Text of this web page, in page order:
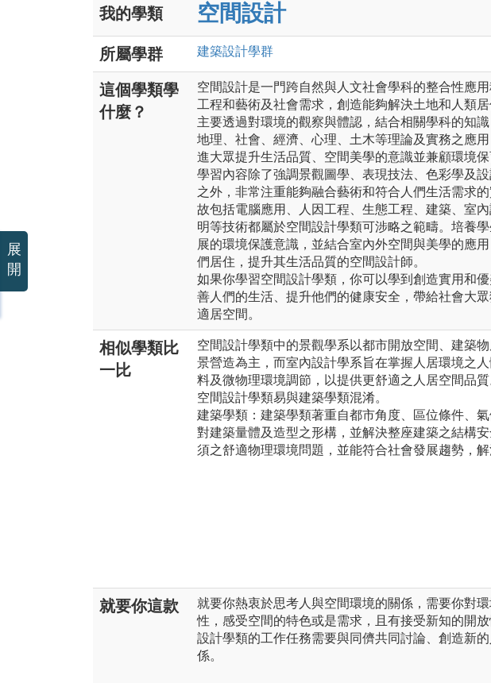
我的學類 空間設計
所屬學群 建築設計學群
這個學類學
什麼？
空間設計是一門跨自然與人文社會學科的整合性應
工程和藝術及社會需求，創造能夠解決土地和人類居
主要透過對環境的觀察與體認，結合相關學科的知識
地理、社會、經濟、心理、土木等理論及實務之應
進大眾提升生活品質、空間美學的意識並兼顧環境保
學習內容除了強調景觀圖學、表現技法、色彩學及
之外，非常注重能夠融合藝術和符合人們生活需求的
故包括電腦應用、人因工程、生態工程、建築、室
明等技術都屬於空間設計學類可涉略之範疇。培養
展的環境保護意識，並結合室內外空間與美學的應
們居住，提升其生活品質的空間設計師。
如果你學習空間設計學類，你可以學到創造實用和
善人們的生活、提升他們的健康安全，帶給社會大
適居空間。
相似學類比
一比
空間設計學類中的景觀學系以都市開放空間、建築
景營造為主，而室內設計學系旨在掌握人居環境之
料及微物理環境調節，以提供更舒適之人居空間品質
空間設計學類易與建築學類混淆。
建築學類：建築學類著重自都市角度、區位條件、
對建築量體及造型之形構，並解決整座建築之結構
須之舒適物理環境問題，並能符合社會發展趨勢，解
就要你這款
就要你熱衷於思考人與空間環境的關係，需要你對
性，感受空間的特色或是需求，且有接受新知的開
設計學類的工作任務需要與同儕共同討論、創造新
係。
展
開